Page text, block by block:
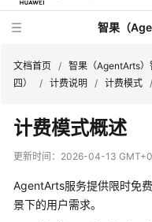
智果（
最
新
动
产
文档首页 / 智果（AgentArts
四）
/ 计费说明 / 计费模式 /
计费模式概述
更新时间： 2026-04-13
AgentArts服务提供限时免
景下的用户需求。